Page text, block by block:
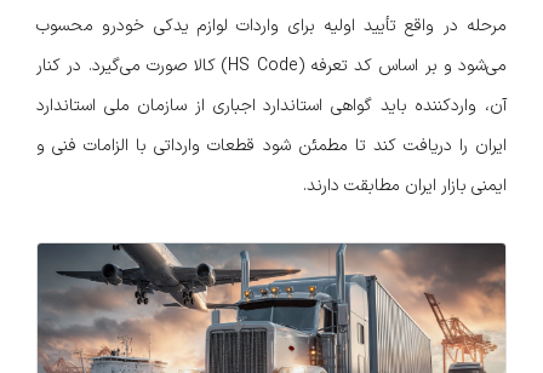
مرحله در واقع تأیید اولیه برای واردات لوازم یدکی خودرو محسوب
می‌شود و بر اساس کد تعرفه (HS Code) کالا صورت می‌گیرد. در کنار
آن، واردکننده باید گواهی استاندارد اجباری از سازمان ملی استاندارد
ایران را دریافت کند تا مطمئن شود قطعات وارداتی با الزامات فنی و
ایمنی بازار ایران مطابقت دارند.